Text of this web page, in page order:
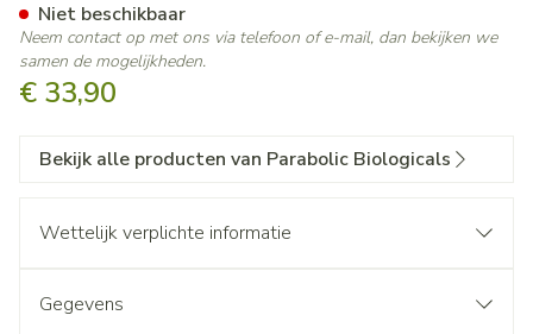
€ 33,90
Niet beschikbaar
Neem contact op met ons via telefoon of e-mail, dan bekijken we
samen de mogelijkheden.
Bekijk alle producten van Parabolic Biologicals
Wettelijk verplichte informatie
Gegevens